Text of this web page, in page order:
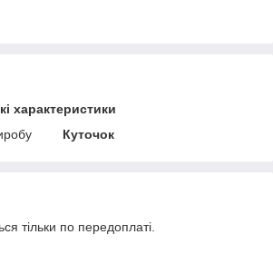
характеристики
Куточок
тільки по передоплаті.